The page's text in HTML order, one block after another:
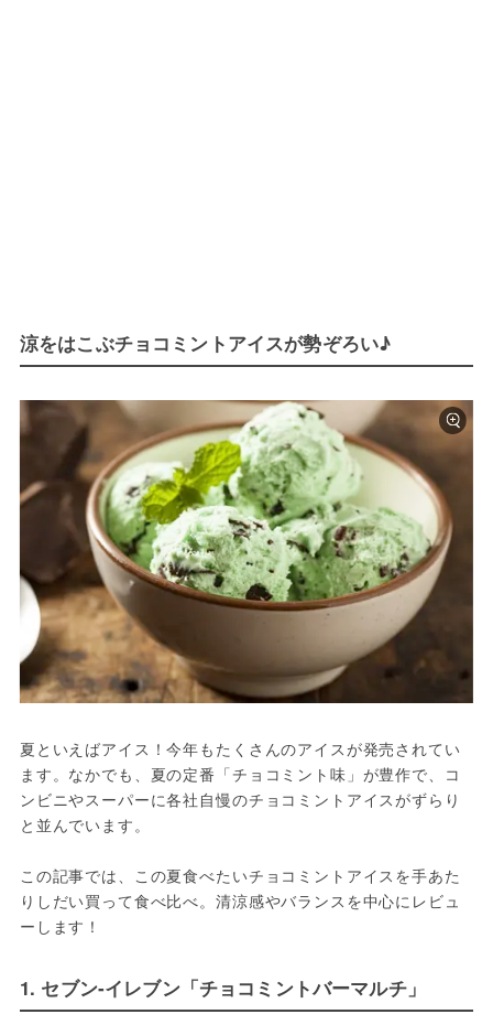
涼をはこぶチョコミントアイスが勢ぞろい♪
夏といえばアイス！今年もたくさんのアイスが発売されてい
ます。なかでも、夏の定番「チョコミント味」が豊作で、コ
ンビニやスーパーに各社自慢のチョコミントアイスがずらり
と並んでいます。
この記事では、この夏食べたいチョコミントアイスを手あた
りしだい買って食べ比べ。清涼感やバランスを中心にレビュ
ーします！
1. セブン‐イレブン「チョコミントバーマルチ」